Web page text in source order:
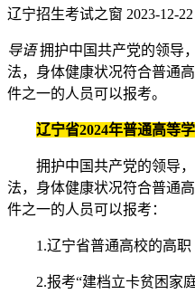
辽宁招生考试之窗 2023-12-
导语拥护中国共产党的领导
法，身体健康状况符合普通
件之一的人员可以报考。
辽宁省2024年普通高等
拥护中国共产党的领导，
法，身体健康状况符合普通
件之一的人员可以报考：
1.辽宁省普通高校的高职
2.报考“建档立卡贫困家庭